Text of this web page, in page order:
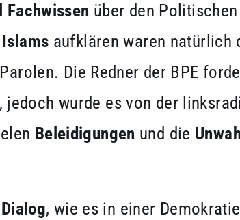
Fachwissen über den
aufklären waren natürlich
Die Redner der BPE
, jedoch wurde es von der
Beleidigungen und die
, wie es in einer